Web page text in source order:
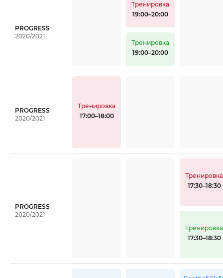
PROGRESS
2020/2021
Тренировка
19:00–20:00
Тренировка
19:00–20:00
PROGRESS
2020/2021
Тренировка
17:00–18:00
PROGRESS
2020/2021
Тренировка
17:30–18:30
Тренировка
17:30–18:30